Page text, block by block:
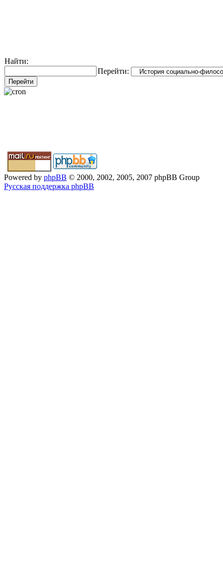
Найти:
Перейти:
Powered by phpBB © 2000, 2002, 2005, 2007 phpBB Group
Русская поддержка phpBB